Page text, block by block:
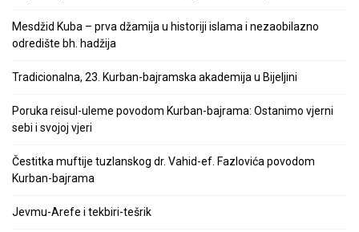
Mesdžid Kuba – prva džamija u historiji islama i nezaobilazno
odredište bh. hadžija
Tradicionalna, 23. Kurban-bajramska akademija u Bijeljini
Poruka reisul-uleme povodom Kurban-bajrama: Ostanimo vjerni
sebi i svojoj vjeri
Čestitka muftije tuzlanskog dr. Vahid-ef. Fazlovića povodom
Kurban-bajrama
Jevmu-Arefe i tekbiri-tešrik